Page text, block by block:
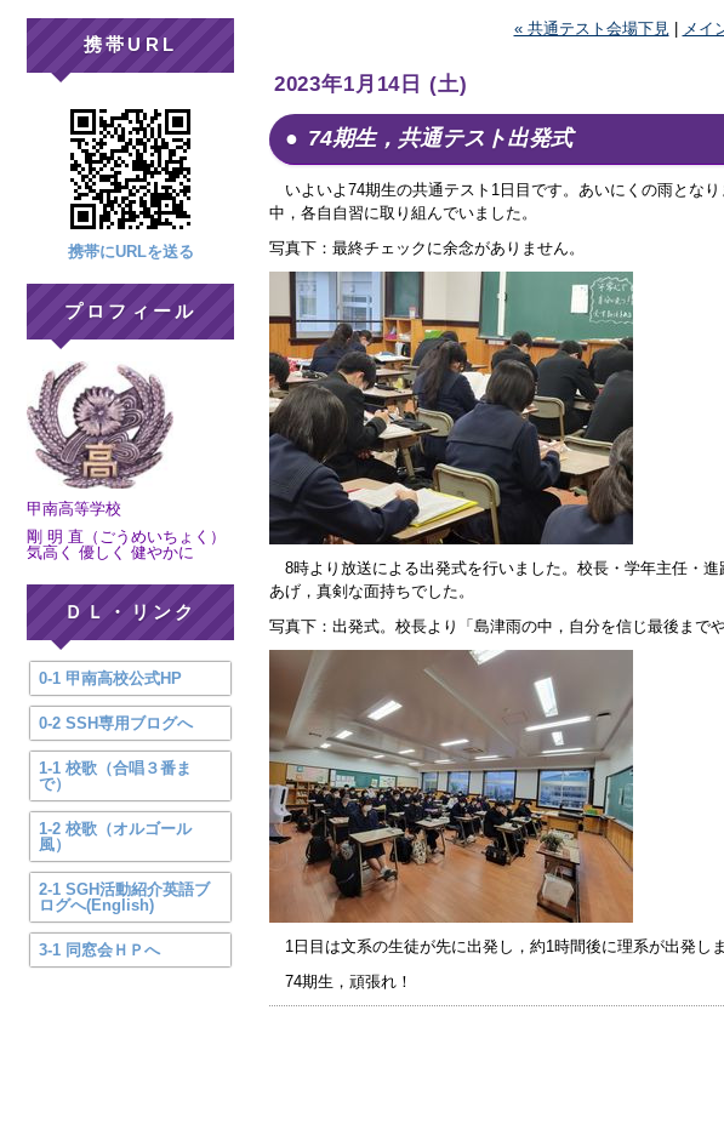
携帯URL
携帯にURLを送る
プロフィール
甲南高等学校
剛 明 直（ごうめいちょく）
気高く 優しく 健やかに
ＤＬ・リンク
0-1 甲南高校公式HP
0-2 SSH専用ブログへ
1-1 校歌（合唱３番ま
で）
1-2 校歌（オルゴール
風）
2-1 SGH活動紹介英語ブ
ログへ(English)
3-1 同窓会ＨＰへ
« 共通テスト会場下見| メイ
2023年1月14日 (土)
74期生，共通テスト出発式
いよいよ74期生の共通テスト1日目です。あいにくの雨とな
中，各自自習に取り組んでいました。
写真下：最終チェックに余念がありません。
8時より放送による出発式を行いました。校長・学年主任・
あげ，真剣な面持ちでした。
写真下：出発式。校長より「島津雨の中，自分を信じ最後まで
1日目は文系の生徒が先に出発し，約1時間後に理系が出発しま
74期生，頑張れ！